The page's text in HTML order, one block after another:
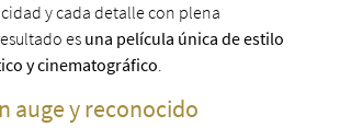
y cada detalle con plena
es una película única de estilo
y cinematográfico.
auge y reconocido